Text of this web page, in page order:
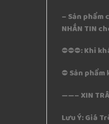
– Sản
NHẮN TIN
⛔️⛔️⛔️: Khi
⛔️ Sản
——– XIN
Lưu Ý: Giá